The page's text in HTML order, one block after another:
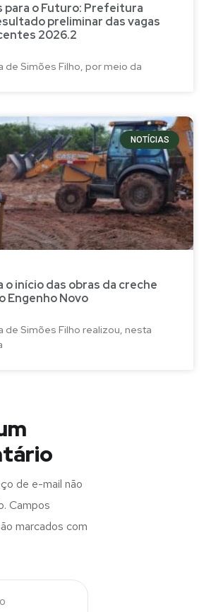
para o Futuro: Prefeitura
preliminar das vagas
2026.2
de Simões Filho, por meio da
NOTÍCIAS
o início das obras da creche
Engenho Novo
de Simões Filho realizou, nesta
de e-mail não
Campos
marcados com